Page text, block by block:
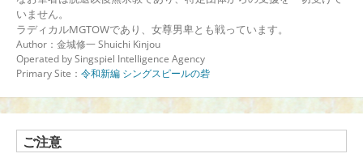
いません。
ラディカルMGTOWであり、女尊男卑とも戦っています。
Author：金城修一 Shuichi Kinjou
Operated by Singspiel Intelligence Agency
Primary Site： 令和新編 シングスピールの砦
ご注意